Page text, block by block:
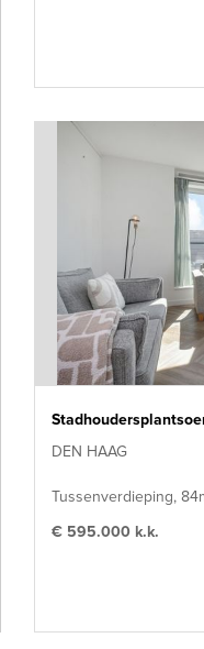
DEN HAAG
Tussenverdieping,
€ 595.000 k.k.